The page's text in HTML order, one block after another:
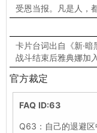
受恩当报。凡是人，
卡片台词出自《新·暗
战斗结束后雅典娜加
官方裁定
FAQ ID:63
Q63：自己的退避